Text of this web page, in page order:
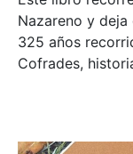
Nazareno y
325 años
Cofrades,